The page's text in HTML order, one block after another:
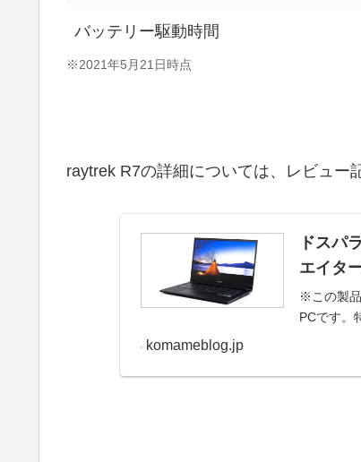
バッテリー駆動時間
※2021年5月21日時点
raytrek R7の詳細については、レビュー
ドスパ
エイタ
※この製
PCです。
komameblog.jp